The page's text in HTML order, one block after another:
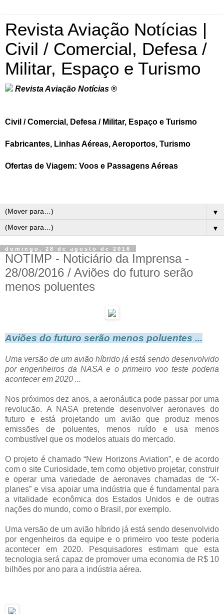
Revista Aviação Notícias |
Civil / Comercial, Defesa /
Militar, Espaço e Turismo
Revista Aviação Notícias ®
Civil / Comercial, Defesa / Militar, Espaço e Turismo
Fabricantes, Linhas Aéreas, Aeroportos, Turismo
Ofertas de Viagem: Voos e Passagens Aéreas
▼
▼
domingo, 28 de agosto de 2016
NOTIMP - Noticiário da Imprensa -
28/08/2016 / Aviões do futuro serão
menos poluentes
Aviões do futuro serão menos poluentes ...
Uma versão de um avião híbrido já está sendo desenvolvido
por engenheiros da NASA e o primeiro voo teste poderia
acontecer em 2020 ...
Nos próximos dez anos, a aeronáutica pode passar por uma
revolucão. A NASA pretende desenvolver aeronaves do
futuro e está projetando um avião que produz menos
emissões de poluentes, menos ruído e usa menos
combustível que os modelos atuais do mercado.
O projeto é chamado “New Horizons Aviation”, e de acordo
com o site Curiosidade, tem como objetivo projetar, construir
e operar uma variedade de aeronaves chamadas de “X-
planes” e visa apoiar uma indústria que é fundamental para
a vitalidade econômica dos Estados Unidos e de outras
nações do mundo, como o Brasil, por exemplo.
Uma versão de um avião híbrido já está sendo desenvolvido
por engenheiros da equipe e o primeiro voo teste poderia
acontecer em 2020. Pesquisadores estimam que esta
tecnologia será capaz de promover uma economia de R$ 10
bilhões por ano para a indústria aérea.